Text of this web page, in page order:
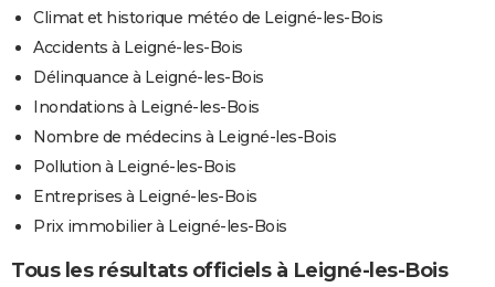
Climat et historique météo de Leigné-les-Bois
Accidents à Leigné-les-Bois
Délinquance à Leigné-les-Bois
Inondations à Leigné-les-Bois
Nombre de médecins à Leigné-les-Bois
Pollution à Leigné-les-Bois
Entreprises à Leigné-les-Bois
Prix immobilier à Leigné-les-Bois
Tous les résultats officiels à Leigné-les-Bois